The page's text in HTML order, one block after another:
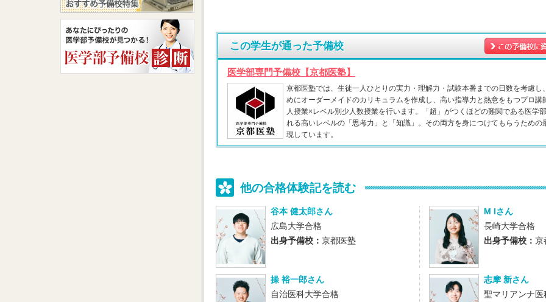
この学生が通った予備校
医学部専門予備校【京都医塾】
京都医塾では、生徒一人ひとりの実力・理解力・試験本番までの日数を考慮し
めにオーダーメイドのカリキュラムを作成し、高い指導力と熱意をもつプロ講
人授業×レベル別少人数授業を行います。「超」がつくほどの難関である医学
れる高いレベルの「思考力」と「知識」。その両方を身につけてもらうための
現しています。
他の合格体験記を読む
谷本 健太郎さん
広島大学合格
出身予備校： 京都医塾
M Iさん
長崎大学合格
出身予備校： 京
操 裕一郎さん
自治医科大学合格
志摩 新さん
聖マリアンナ医